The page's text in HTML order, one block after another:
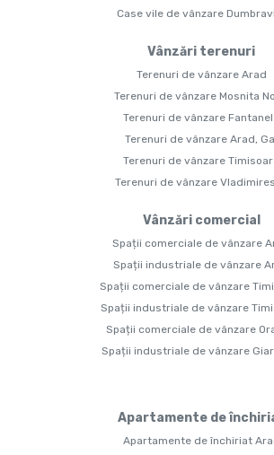
Case vile de vânzare
Vânzări terenuri
Terenuri de vânzare Arad
Terenuri de vânzare Mosnita
Terenuri de vânzare
Terenuri de vânzare Arad,
Terenuri de vânzare
Terenuri de vânzare
Vânzări comercial
Spații comerciale de vânzare
Spații industriale de vânzare
Spații comerciale de vânzare
Spații industriale de vânzare
Spații comerciale de vânzare
Spații industriale de vânzare
Apartamente de
Apartamente de închiriat